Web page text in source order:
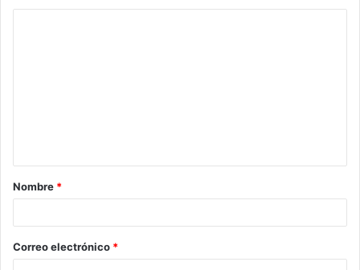
a
r
*
Nombre *
Correo electrónico *